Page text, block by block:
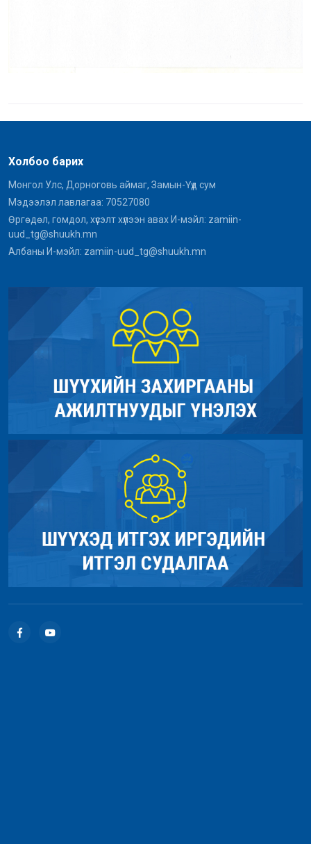
Холбоо барих
Монгол Улс, Дорноговь аймаг, Замын-Үүд сум
Мэдээлэл лавлагаа: 70527080
Өргөдөл, гомдол, хүсэлт хүлээн авах И-мэйл: zamiin-
uud_tg@shuukh.mn
Албаны И-мэйл: zamiin-uud_tg@shuukh.mn